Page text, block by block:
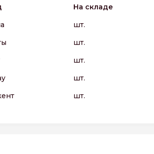
На складе
шт.
шт.
шт.
шт.
шт.